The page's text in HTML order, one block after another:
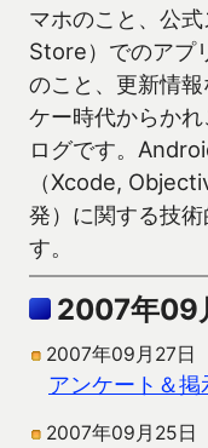
マホのこと、公
Store）でのアプ
のこと、更新情
ケー時代からか
ログです。
（Xcode,
発）に関する技
す。
2007年09
2007年09月27日
アンケート＆掲
2007年09月25日